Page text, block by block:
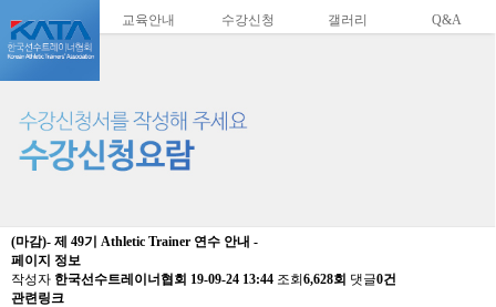
교육안내 수강신청 갤러리 Q&A
(마감)- 제 49기 Athletic Trainer 연수 안내 -
페이지 정보
작성자 한국선수트레이너협회 19-09-24 13:44 조회 6,628회 댓글0건
관련링크